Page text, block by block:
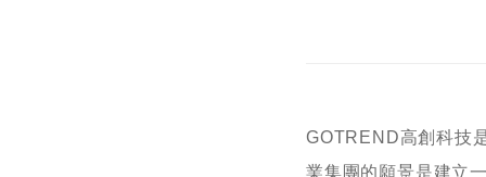
GOTREND高創科技
業集團的願景是建立